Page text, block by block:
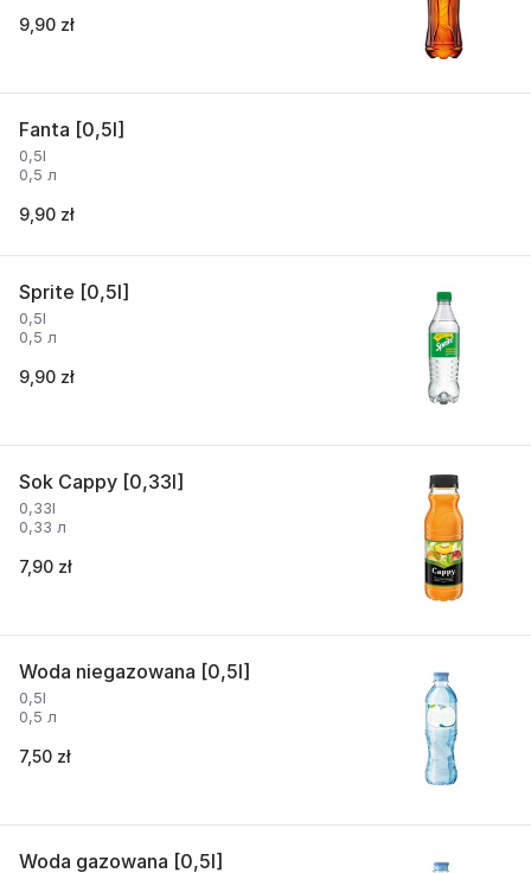
9,90 zł
Fanta [0,5l]
0,5l
0,5 л
9,90 zł
Sprite [0,5l]
0,5l
0,5 л
9,90 zł
Sok Cappy [0,33l]
0,33l
0,33 л
7,90 zł
Woda niegazowana [0,5l]
0,5l
0,5 л
7,50 zł
Woda gazowana [0,5l]